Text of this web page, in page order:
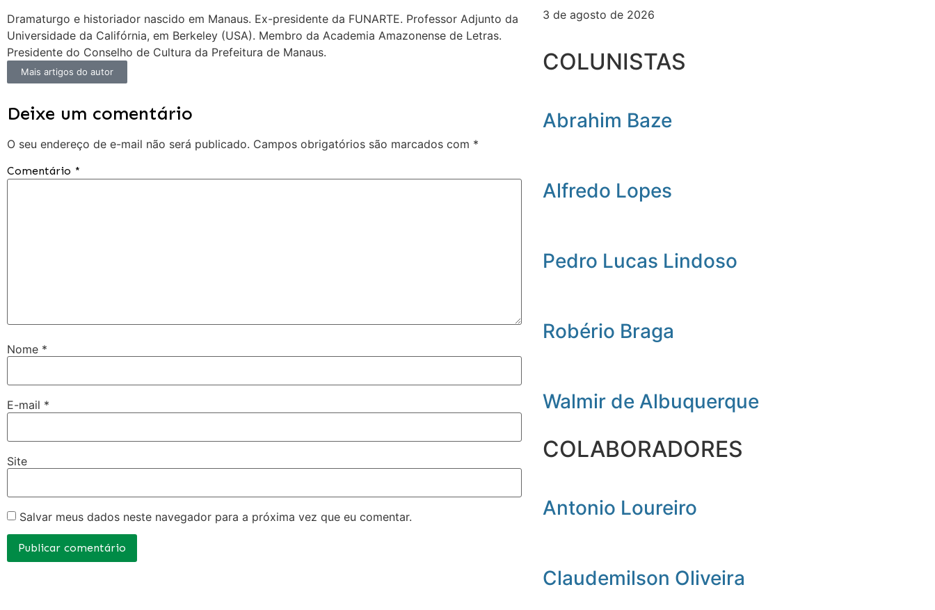
Dramaturgo e historiador nascido em Manaus. Ex-presidente da FUNARTE. Professor Adjunto da
Universidade da Califórnia, em Berkeley (USA). Membro da Academia Amazonense de Letras.
Presidente do Conselho de Cultura da Prefeitura de Manaus.
Mais artigos do autor
Deixe um comentário
O seu endereço de e-mail não será publicado. Campos obrigatórios são marcados com *
Comentário *
Nome *
E-mail *
Site
Salvar meus dados neste navegador para a próxima vez que eu comentar.
3 de agosto de 2026
COLUNISTAS
Abrahim Baze
Alfredo Lopes
Pedro Lucas Lindoso
Robério Braga
Walmir de Albuquerque
COLABORADORES
Antonio Loureiro
Claudemilson Oliveira